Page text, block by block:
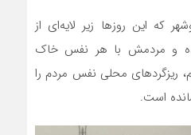
که این روزها زیر لایه‌ای از
و مردمش با هر نفس خاک
ریزگردهای محلی نفس مردم را
است.